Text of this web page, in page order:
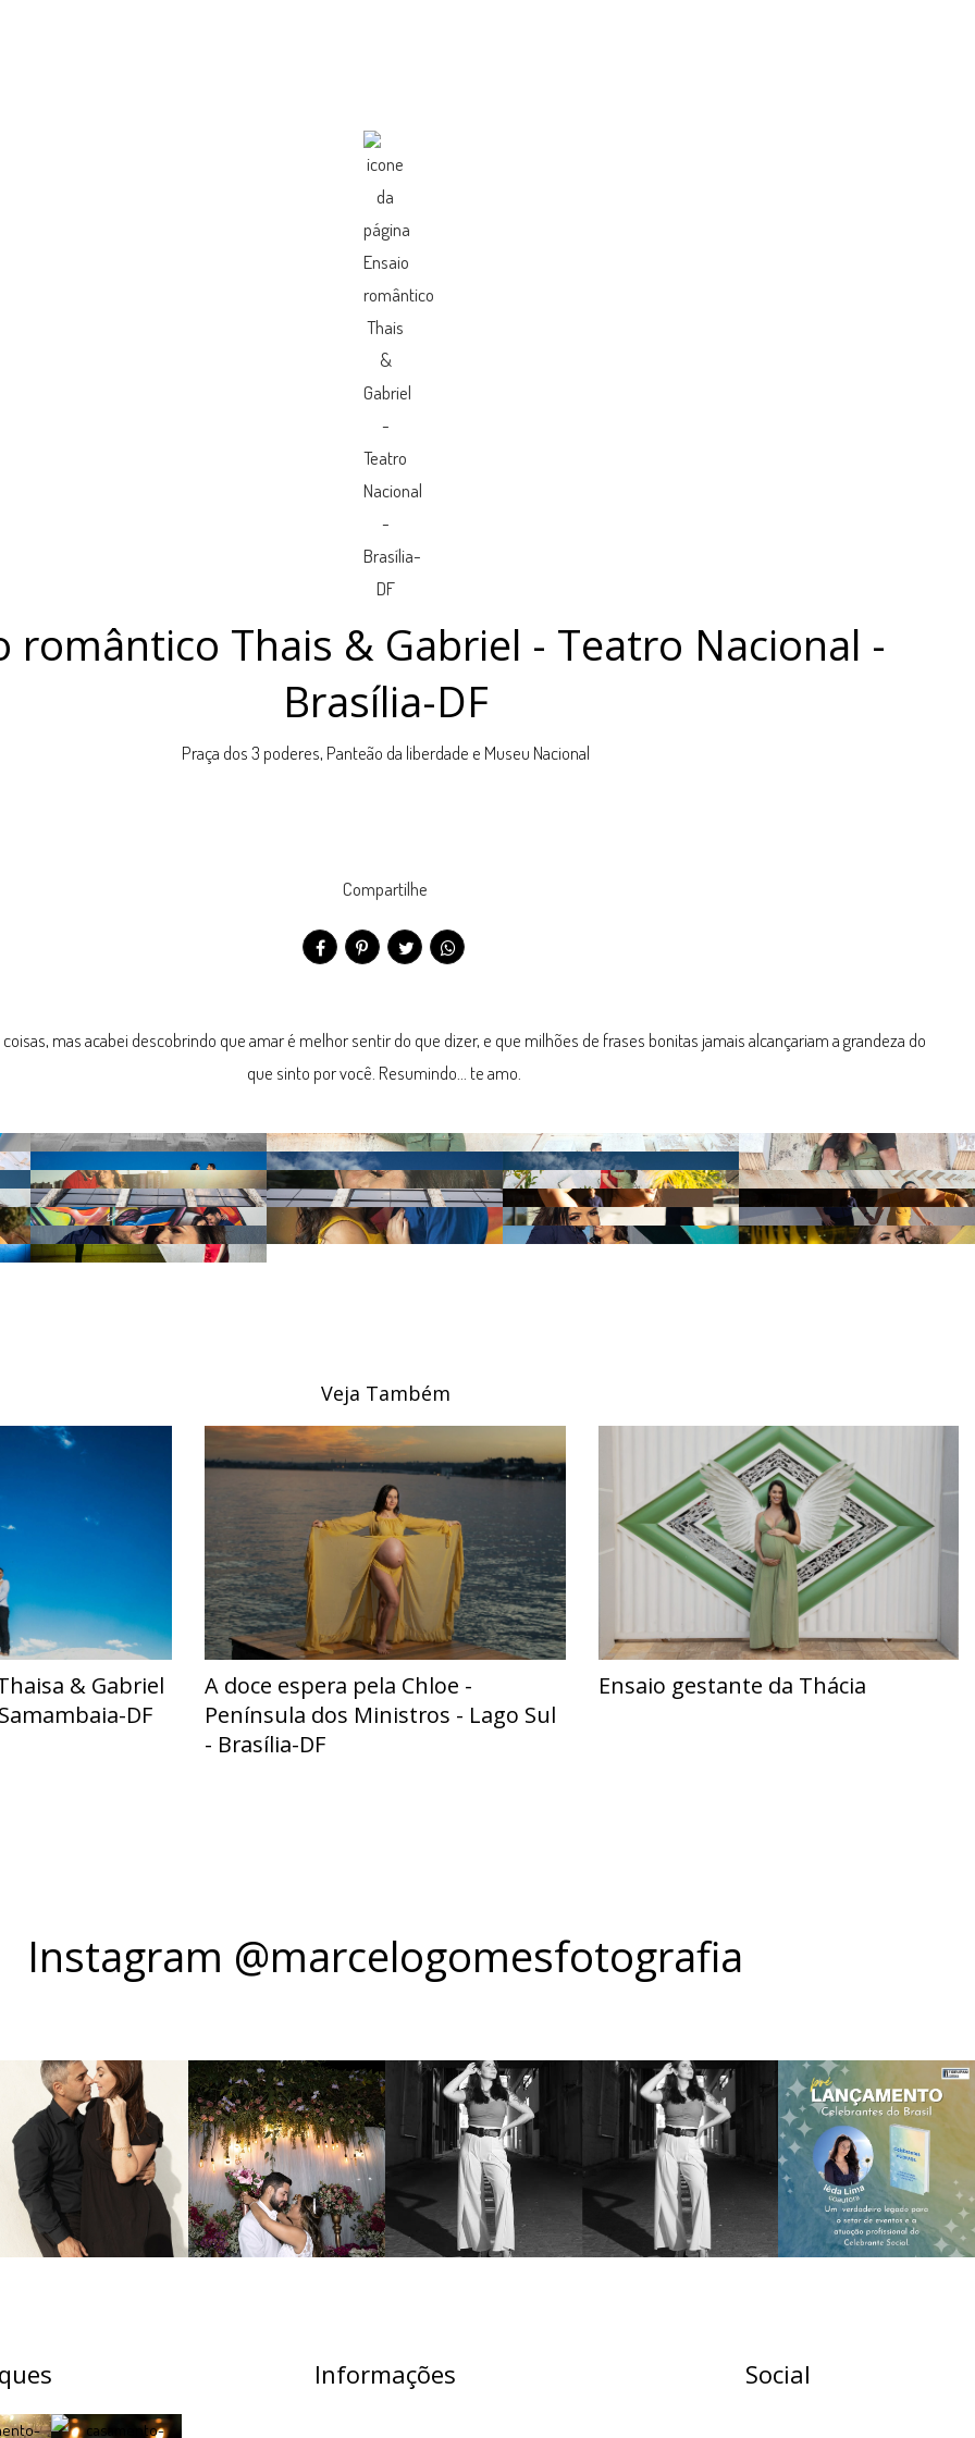
romântico Thais & Gabriel - Teatro Nacional -
Brasília-DF
Praça dos 3 poderes, Panteão da liberdade e Museu Nacional
Compartilhe
mas acabei descobrindo que amar é melhor sentir do que dizer, e que milhões de frases bonitas jamais alcançariam a grandeza do
que sinto por você. Resumindo... te amo.
Veja Também
& Gabriel
DF
A doce espera pela Chloe -
Península dos Ministros - Lago Sul
- Brasília-DF
Ensaio gestante da Thácia
Instagram @marcelogomesfotografia
Informações Social